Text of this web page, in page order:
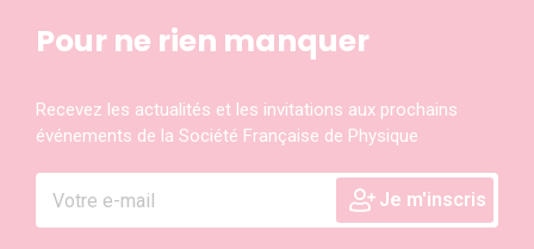
Pour ne rien manquer
Recevez les actualités et les invitations aux prochains
événements de la Société Française de Physique